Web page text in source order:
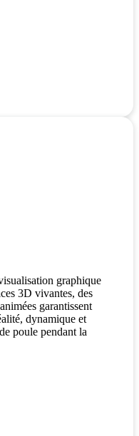
graphique
3D vivantes, des
garantissent
dynamique et
poule pendant la